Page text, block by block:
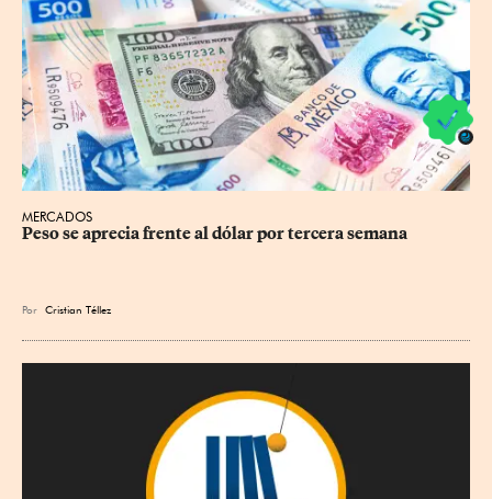
MERCADOS
Peso se aprecia frente al dólar por tercera semana
Por Cristian Téllez